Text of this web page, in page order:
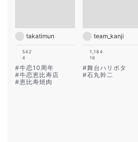
takatimun
542
4
#牛恋10周年
#牛恋恵比寿店
#恵比寿焼肉
team_kanji
1,184
16
#舞台ハリポタ
#石丸幹二